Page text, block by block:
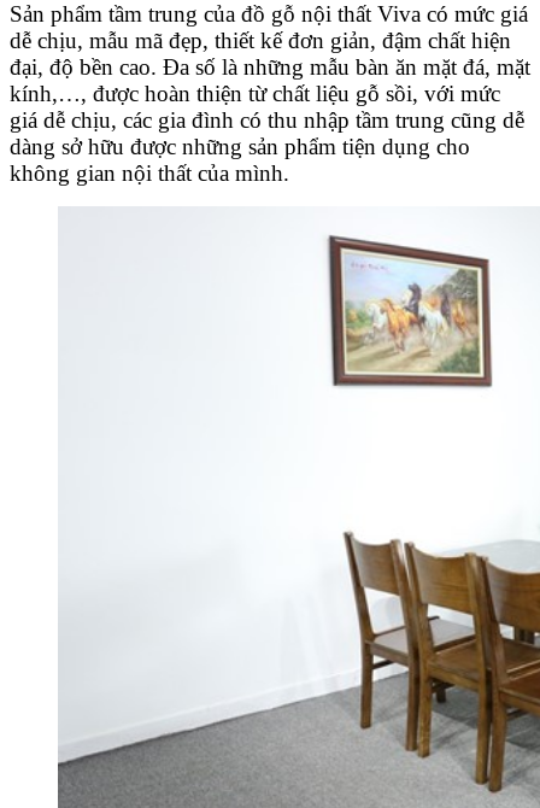
Sản phẩm tầm trung của đồ gỗ nội thất Viva có mức giá
dễ chịu, mẫu mã đẹp, thiết kế đơn giản, đậm chất hiện
đại, độ bền cao. Đa số là những mẫu bàn ăn mặt đá, mặt
kính,…, được hoàn thiện từ chất liệu gỗ sồi, với mức
giá dễ chịu, các gia đình có thu nhập tầm trung cũng dễ
dàng sở hữu được những sản phẩm tiện dụng cho
không gian nội thất của mình.